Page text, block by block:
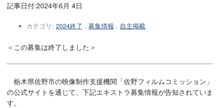
記事日付:2024年6月 4日
カテゴリ: 2024終了 , 募集情報 , 自主掲載
＜この募集は終了しました＞
栃木県佐野市の映像制作支援機関「佐野フィルムコミッション」
の公式サイトを通じて、下記エキストラ募集情報が告知されていま
す。